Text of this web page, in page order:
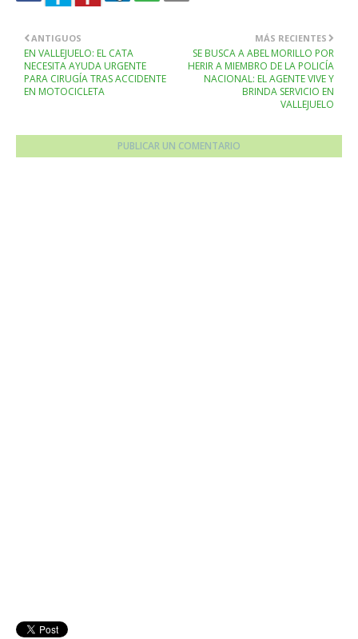
MÁS RECIENTES
SE BUSCA A ABEL MORILLO POR
HERIR A MIEMBRO DE LA POLICÍA
NACIONAL: EL AGENTE VIVE Y
BRINDA SERVICIO EN
VALLEJUELO
ANTIGUOS
EN VALLEJUELO: EL CATA
NECESITA AYUDA URGENTE
PARA CIRUGÍA TRAS ACCIDENTE
EN MOTOCICLETA
PUBLICAR UN COMENTARIO